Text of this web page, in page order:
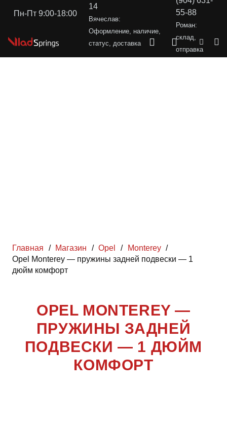
Пн-Пт 9:00-18:00
14
Вячеслав:
Оформление, наличие,
статус, доставка
55-88
Роман:
склад,
отправка
Главная / Магазин / Opel / Monterey /
Opel Monterey — пружины задней подвески — 1
дюйм комфорт
OPEL MONTEREY —
ПРУЖИНЫ ЗАДНЕЙ
ПОДВЕСКИ — 1 ДЮЙМ
КОМФОРТ